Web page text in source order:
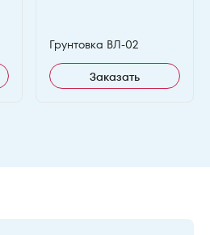
Грунтовка ВЛ-02
Заказать